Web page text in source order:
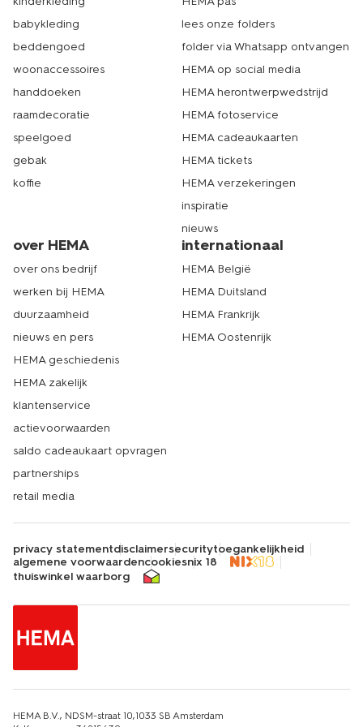
babykleding
beddengoed
woonaccessoires
handdoeken
raamdecoratie
speelgoed
gebak
koffie
lees onze folders
folder via Whatsapp ontvangen
HEMA op social media
HEMA herontwerpwedstrijd
HEMA fotoservice
HEMA cadeaukaarten
HEMA tickets
HEMA verzekeringen
inspiratie
nieuws
over HEMA
over ons bedrijf
werken bij HEMA
duurzaamheid
nieuws en pers
HEMA geschiedenis
HEMA zakelijk
klantenservice
actievoorwaarden
saldo cadeaukaart opvragen
partnerships
retail media
internationaal
HEMA België
HEMA Duitsland
HEMA Frankrijk
HEMA Oostenrijk
privacy statementdisclaimersecuritytoegankelijkheid
algemene voorwaardencookiesnix 18
thuiswinkel waarborg
HEMA B.V., NDSM-straat 10,1033 SB Amsterdam